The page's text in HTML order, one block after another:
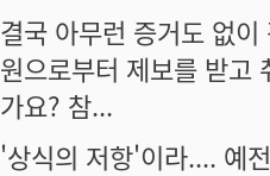
결국 아무런 증거도 없
원으로부터 제보를 받고
가요? 참...
'상식의 저항'이라.... 예